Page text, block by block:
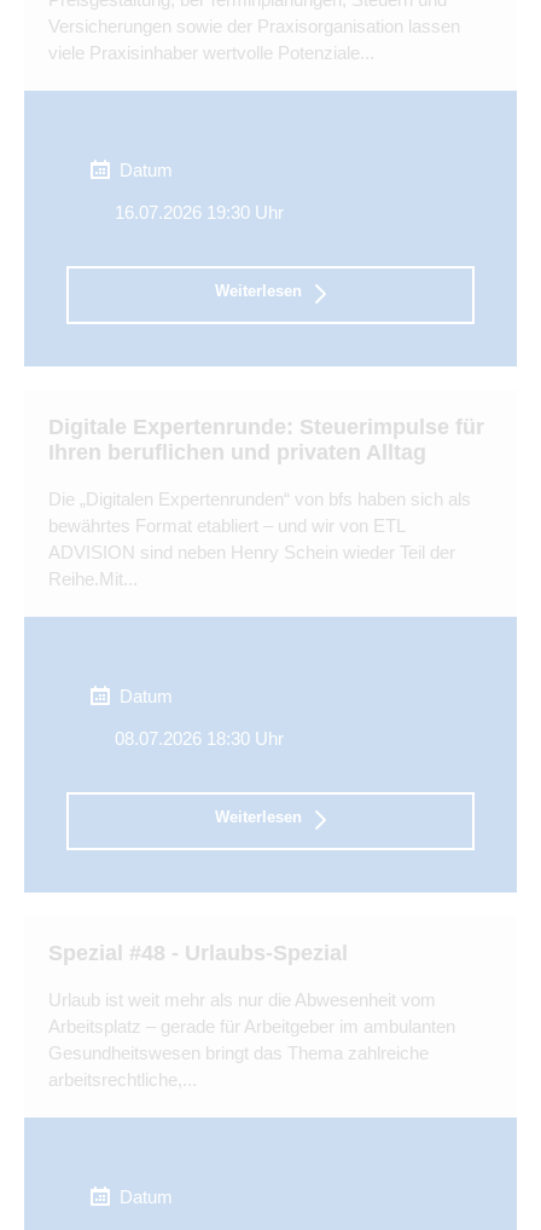
Versicherungen sowie der Praxisorganisation lassen
viele Praxisinhaber wertvolle Potenziale...
Datum
16.07.2026 19:30 Uhr
Weiterlesen
Digitale Expertenrunde: Steuerimpulse für
Ihren beruflichen und privaten Alltag
Die „Digitalen Expertenrunden“ von bfs haben sich als
bewährtes Format etabliert – und wir von ETL
ADVISION sind neben Henry Schein wieder Teil der
Reihe.Mit...
Datum
08.07.2026 18:30 Uhr
Weiterlesen
Spezial #48 - Urlaubs-Spezial
Urlaub ist weit mehr als nur die Abwesenheit vom
Arbeitsplatz – gerade für Arbeitgeber im ambulanten
Gesundheitswesen bringt das Thema zahlreiche
arbeitsrechtliche,...
Datum